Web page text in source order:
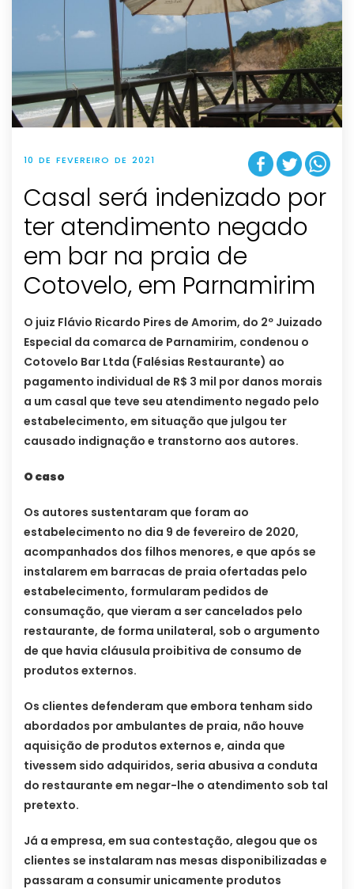
10 DE FEVEREIRO DE 2021
Casal será indenizado por
ter atendimento negado
em bar na praia de
Cotovelo, em Parnamirim
O juiz Flávio Ricardo Pires de Amorim, do 2º Juizado
Especial da comarca de Parnamirim, condenou o
Cotovelo Bar Ltda (Falésias Restaurante) ao
pagamento individual de R$ 3 mil por danos morais
a um casal que teve seu atendimento negado pelo
estabelecimento, em situação que julgou ter
causado indignação e transtorno aos autores.
O caso
Os autores sustentaram que foram ao
estabelecimento no dia 9 de fevereiro de 2020,
acompanhados dos filhos menores, e que após se
instalarem em barracas de praia ofertadas pelo
estabelecimento, formularam pedidos de
consumação, que vieram a ser cancelados pelo
restaurante, de forma unilateral, sob o argumento
de que havia cláusula proibitiva de consumo de
produtos externos.
Os clientes defenderam que embora tenham sido
abordados por ambulantes de praia, não houve
aquisição de produtos externos e, ainda que
tivessem sido adquiridos, seria abusiva a conduta
do restaurante em negar-lhe o atendimento sob tal
pretexto.
Já a empresa, em sua contestação, alegou que os
clientes se instalaram nas mesas disponibilizadas e
passaram a consumir unicamente produtos